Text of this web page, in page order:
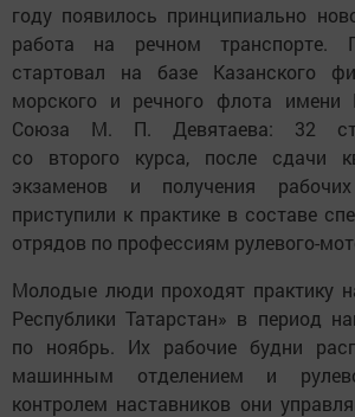
году появилось принципиально
работа на речном транспорте.
стартовал на базе Казанского
морского и речного флота имени
Союза М. П. Девятаева: 32
со второго курса, после сдачи
экзаменов и получения
приступили к практике в составе
отрядов по профессиям рулевого-
Молодые люди проходят практику
Республики Татарстан» в период
по ноябрь. Их рабочие будни
машинным отделением и
контролем наставников они